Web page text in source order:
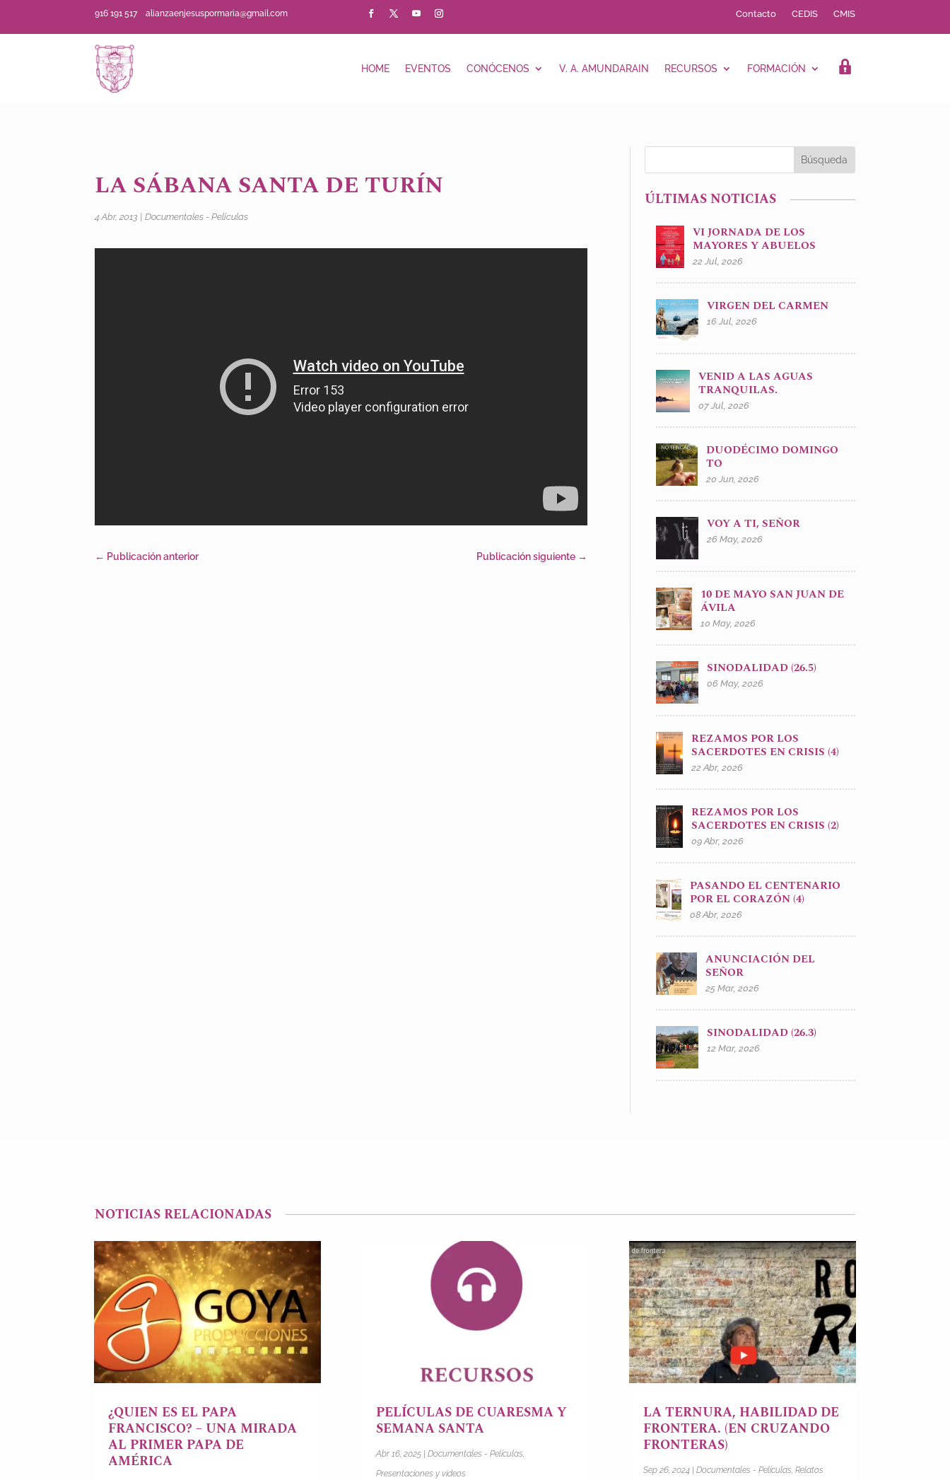
916 191 517alianzaenjesuspormaria@gmail.com Contacto CEDIS CMIS
HOME EVENTOS CONÓCENOS V. A. AMUNDARAIN RECURSOS FORMACIÓN LOGIN
LA SÁBANA SANTA DE TURÍN
4 Abr, 2013 |Documentales - Películas
← Publicación anterior Publicación siguiente →
ÚLTIMAS NOTICIAS
VI JORNADA DE LOS
MAYORES Y ABUELOS
22 Jul, 2026
VIRGEN DEL CARMEN
16 Jul, 2026
VENID A LAS AGUAS
TRANQUILAS.
07 Jul, 2026
DUODÉCIMO DOMINGO
TO
20 Jun, 2026
VOY A TI, SEÑOR
26 May, 2026
10 DE MAYO SAN JUAN DE
ÁVILA
10 May, 2026
SINODALIDAD (26.5)
06 May, 2026
REZAMOS POR LOS
SACERDOTES EN CRISIS (4)
22 Abr, 2026
REZAMOS POR LOS
SACERDOTES EN CRISIS (2)
09 Abr, 2026
PASANDO EL CENTENARIO
POR EL CORAZÓN (4)
08 Abr, 2026
ANUNCIACIÓN DEL
SEÑOR
25 Mar, 2026
SINODALIDAD (26.3)
12 Mar, 2026
NOTICIAS RELACIONADAS
¿QUIEN ES EL PAPA
FRANCISCO? – UNA MIRADA
AL PRIMER PAPA DE
AMÉRICA
PELÍCULAS DE CUARESMA Y
SEMANA SANTA
Abr 16, 2025| Documentales - Películas
Presentaciones y videos
LA TERNURA, HABILIDAD DE
FRONTERA. (EN CRUZANDO
FRONTERAS)
Sep 26, 2024| Documentales - Películas Relatos